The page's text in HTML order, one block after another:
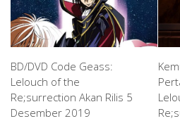
BD/DVD Code Geass:
Lelouch of the
Re;surrection Akan Rilis 5
Desember 2019